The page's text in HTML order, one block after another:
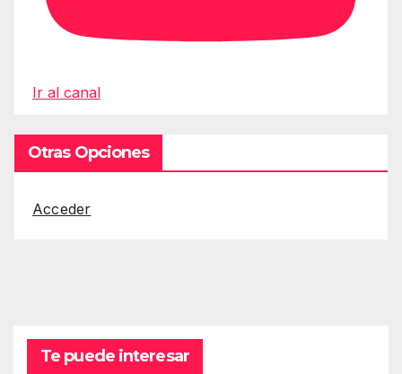
Ir al canal
Otras Opciones
Acceder
Te puede interesar